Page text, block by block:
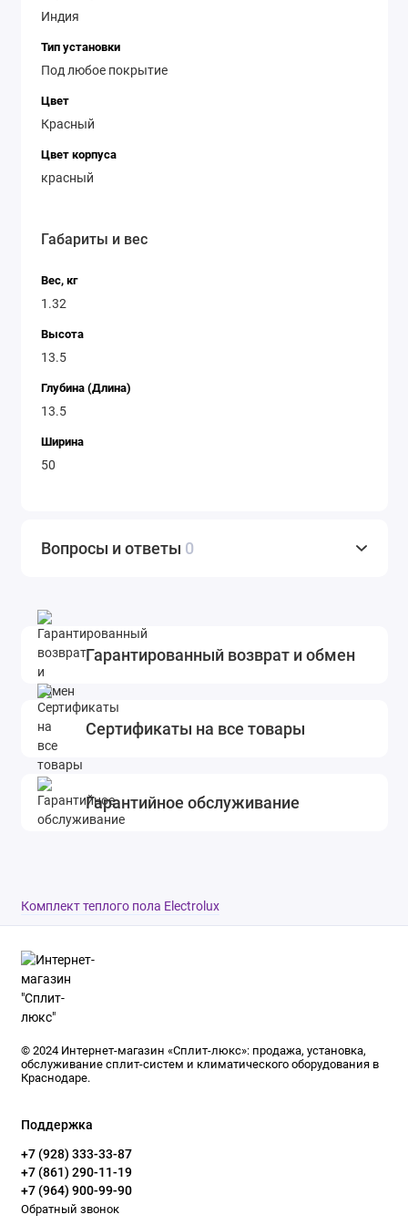
Индия
Тип установки
Под любое покрытие
Цвет
Красный
Цвет корпуса
красный
Габариты и вес
Вес, кг
1.32
Высота
13.5
Глубина (Длина)
13.5
Ширина
50
Вопросы и ответы 0
Гарантированный возврат и обмен
Сертификаты на все товары
Гарантийное обслуживание
Комплект теплого пола Electrolux
© 2024 Интернет-магазин «Сплит-люкс»: продажа, установка,
обслуживание сплит-систем и климатического оборудования в
Краснодаре.
Поддержка
+7 (928) 333-33-87
+7 (861) 290-11-19
+7 (964) 900-99-90
Обратный звонок